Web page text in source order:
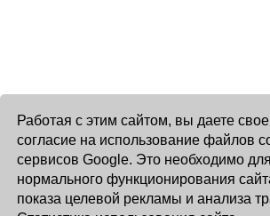
Работая с этим сайтом, вы даете свое
согласие на использование файлов
сервисов Google. Это необходимо для
нормального функционирования
показа целевой рекламы и анализа